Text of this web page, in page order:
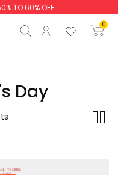
TO 60% OFF
0
Day